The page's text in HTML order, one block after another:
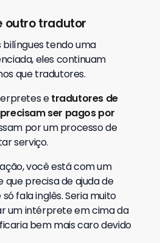
outro tradutor
tendo uma
eles continuam
que tradutores.
etradutores de
ser pagos por
por um processo de
serviço.
você está com um
precisa de ajuda de
fala inglês. Seria muito
um intérprete em cima da
bem mais caro devido